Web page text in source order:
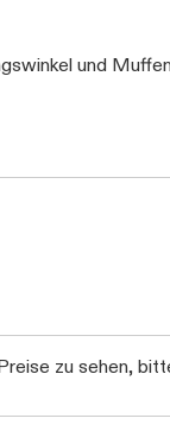
und
zu sehen,